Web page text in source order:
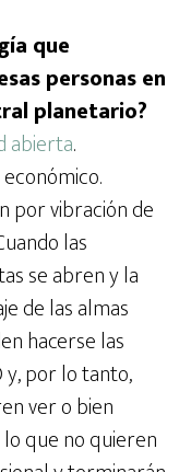
que
personas en
planetario?
abierta.
por vibración de
las
se abren y la
de las almas
hacerse las
por lo tanto,
ver o bien
que no quieren